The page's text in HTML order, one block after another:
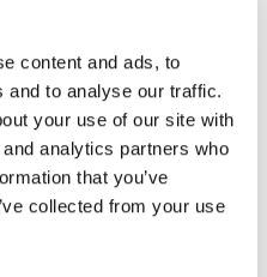
content and ads, to
and to analyse our traffic.
your use of our site with
analytics partners who
that you’ve
collected from your use
en Hillerstorp,
a pruebas